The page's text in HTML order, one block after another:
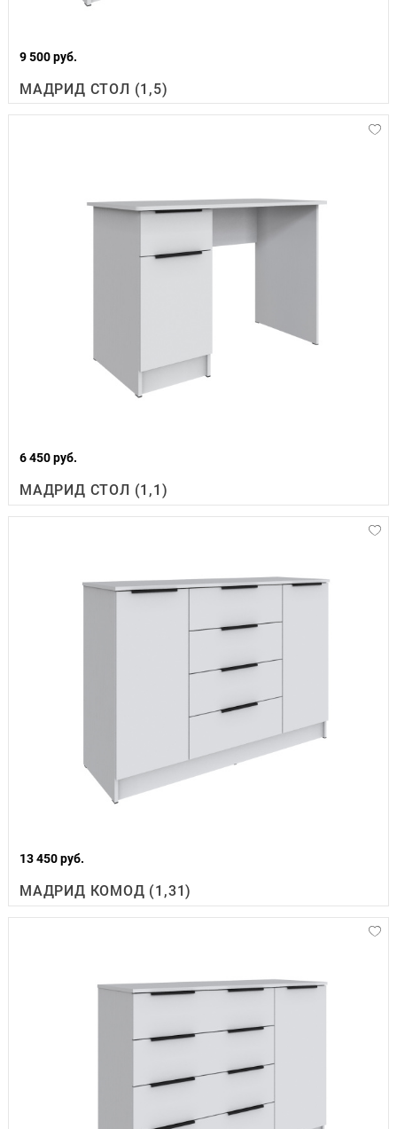
9 500 руб.
МАДРИД СТОЛ (1,5)
6 450 руб.
МАДРИД СТОЛ (1,1)
13 450 руб.
МАДРИД КОМОД (1,31)